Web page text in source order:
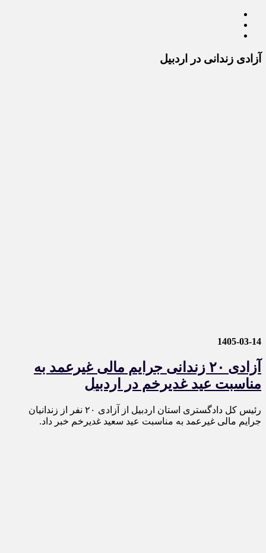
آزادی زندانی در اردبیل
1405-03-14
آزادی ۲۰ زندانی جرایم مالی غیرعمد به
مناسبت عید غدیرخم در اردبیل
رئیس کل دادگستری استان اردبیل از آزادی ۲۰ نفر از زندانیان
جرایم مالی غیرعمد به مناسبت عید سعید غدیرخم خبر داد.